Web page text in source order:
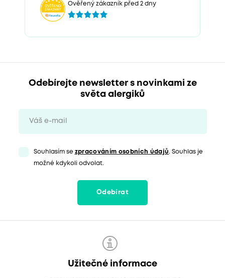
Ověřený zákazník před 2 dny
Odebírejte newsletter s novinkami ze
světa alergiků
Souhlasím se zpracováním osobních údajů. Souhlas je
možné kdykoli odvolat.
Odebírat
Užitečné informace